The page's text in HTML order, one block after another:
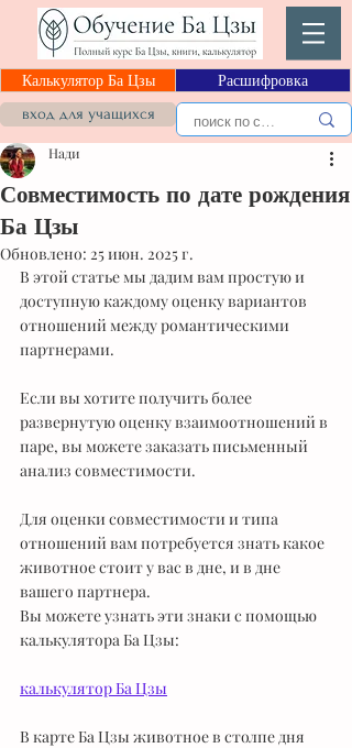
Калькулятор Ба Цзы Расшифровка
вход для учащихся
Совместимость по дате рождения
Ба Цзы
Нади
Обновлено: 25 июн. 2025 г.
В этой статье мы дадим вам простую и
доступную каждому оценку вариантов
отношений между романтическими
партнерами.
Если вы хотите получить более
развернутую оценку взаимоотношений в
паре, вы можете заказать письменный
анализ совместимости.
Для оценки совместимости и типа
отношений вам потребуется знать какое
животное стоит у вас в дне, и в дне
вашего партнера.
Вы можете узнать эти знаки с помощью
калькулятора Ба Цзы:
калькулятор Ба Цзы
В карте Ба Цзы животное в столпе дня